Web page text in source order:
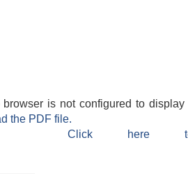
browser is not configured to
the PDF file.
Click here